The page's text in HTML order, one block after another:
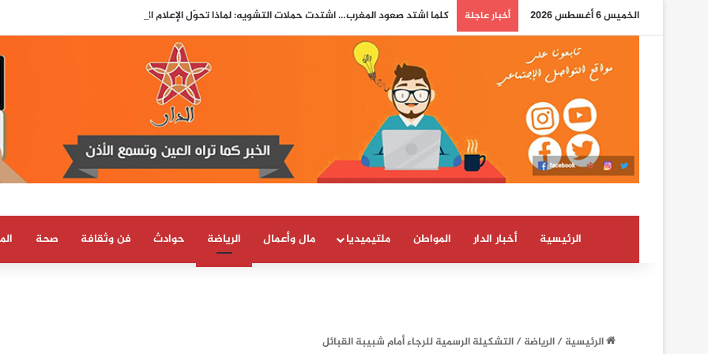
الخميس 6 أغسطس 2026 أخبار عاجلة كلما اشتد صعود المغرب… اشتدت حملات التشويه: لماذا تحوّل الإعلام الإسباني إلى ساحة مواجهة مع
الرئيسية أخبار الدار المواطن ملتيميديا مال وأعمال الرياضة حوادث فن وثقافة صحة
الرئيسية/الرياضة/التشكيلة الرسمية للرجاء أمام شبيبة القبائل